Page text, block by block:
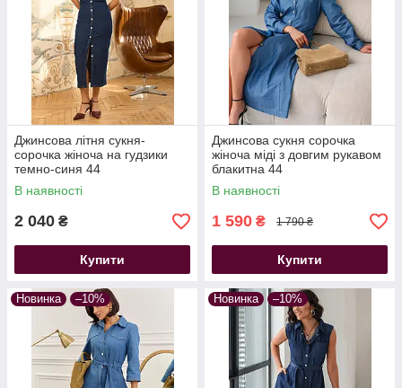
Джинсова літня сукня-
сорочка жіноча на гудзики
темно-синя 44
В наявності
2 040 ₴
Купити
Джинсова сукня сорочка
жіноча міді з довгим рукавом
блакитна 44
В наявності
1 590 ₴ 1 790 ₴
Купити
Новинка –10% Новинка –10%